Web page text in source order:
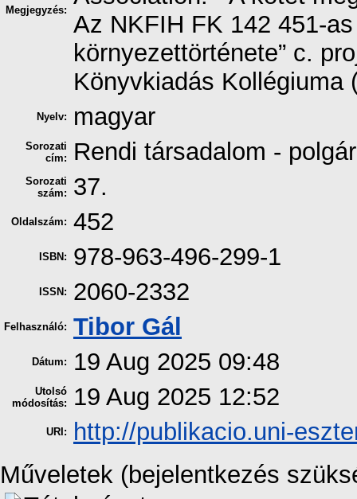
Megjegyzés:
Az NKFIH FK 142 451-
környezettörténete” c.
Könyvkiadás Kollégiuma
Nyelv: magyar
Sorozati
cím:
Rendi társadalom -
Sorozati
szám:
37.
Oldalszám: 452
ISBN: 978-963-496-299-1
ISSN: 2060-2332
Felhasználó: Tibor Gál
Dátum: 19 Aug 2025 09:48
Utolsó
módosítás:
19 Aug 2025 12:52
URI:
http://publikacio.uni-
Műveletek (bejelentkezés